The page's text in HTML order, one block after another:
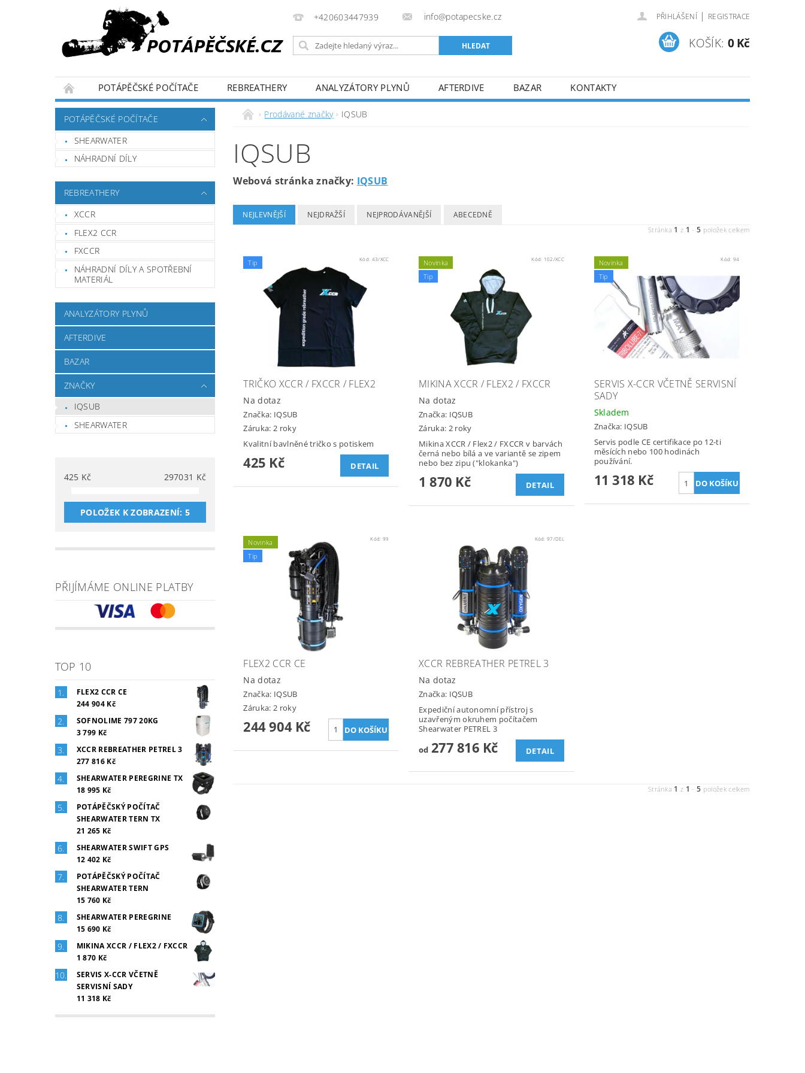
+420603447939 info@potapecske.cz PŘIHLÁŠENÍ | REGISTRACE
KOŠÍK: 0 Kč
POTÁPĚČSKÉ POČÍTAČE REBREATHERY ANALYZÁTORY PLYNŮ AFTERDIVE BAZAR
KONTAKTY
OBCHODNÍ PODMÍNKY
MIMOSOUDNÍ ŘEŠENÍ SPOTŘEBITELSKÝCH SPORŮ
POTÁPĚČSKÉ POČÍTAČE
SHEARWATER
NÁHRADNÍ DÍLY
REBREATHERY
XCCR
FLEX2 CCR
FXCCR
NÁHRADNÍ DÍLY A SPOTŘEBNÍ
MATERIÁL
ANALYZÁTORY PLYNŮ
AFTERDIVE
BAZAR
ZNAČKY
IQSUB
SHEARWATER
425 Kč 297031 Kč
POLOŽEK K ZOBRAZENÍ: 5
PŘIJÍMÁME ONLINE PLATBY
TOP 10
FLEX2 CCR CE
244 904 Kč
SOFNOLIME 797 20KG
3 799 Kč
XCCR REBREATHER PETREL 3
277 816 Kč
SHEARWATER PEREGRINE TX
18 995 Kč
POTÁPĚČSKÝ POČÍTAČ
SHEARWATER TERN TX
21 265 Kč
SHEARWATER SWIFT GPS
12 402 Kč
POTÁPĚČSKÝ POČÍTAČ
SHEARWATER TERN
15 760 Kč
SHEARWATER PEREGRINE
15 690 Kč
MIKINA XCCR / FLEX2 / FXCCR
1 870 Kč
SERVIS X-CCR VČETNĚ
SERVISNÍ SADY
11 318 Kč
Prodávané značky IQSUB
IQSUB
Webová stránka značky: IQSUB
NEJLEVNĚJŠÍ NEJDRAŽŠÍ NEJPRODÁVANĚJŠÍ ABECEDNĚ
Stránka 1 z 1 -5 položek celkem
Tip Kód: 43/XCC
TRIČKO XCCR / FXCCR / FLEX2
Na dotaz
Značka: IQSUB
Záruka: 2 roky
Kvalitní bavlněné tričko s potiskem
425 Kč DETAIL
Novinka
Tip
Kód: 102/XCC
MIKINA XCCR / FLEX2 / FXCCR
Na dotaz
Značka: IQSUB
Záruka: 2 roky
Mikina XCCR / Flex2 / FXCCR v barvách
černá nebo bílá a ve variantě se zipem
nebo bez zipu ("klokanka")
1 870 Kč DETAIL
Novinka
Tip
Kód: 94
SERVIS X-CCR VČETNĚ SERVISNÍ
SADY
Skladem
Značka: IQSUB
Servis podle CE certifikace po 12-ti
měsících nebo 100 hodinách
používání.
11 318 Kč
Novinka
Tip
Kód: 99
FLEX2 CCR CE
Na dotaz
Značka: IQSUB
Záruka: 2 roky
244 904 Kč
Kód:97/DEL
XCCR REBREATHER PETREL 3
Na dotaz
Značka: IQSUB
Expediční autonomní přístroj s
uzavřeným okruhem počítačem
Shearwater PETREL 3
od277 816 Kč DETAIL
Stránka 1 z 1 -5 položek celkem